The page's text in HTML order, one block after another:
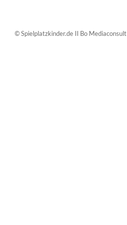
© Spielplatzkinder.de II Bo Mediaconsult